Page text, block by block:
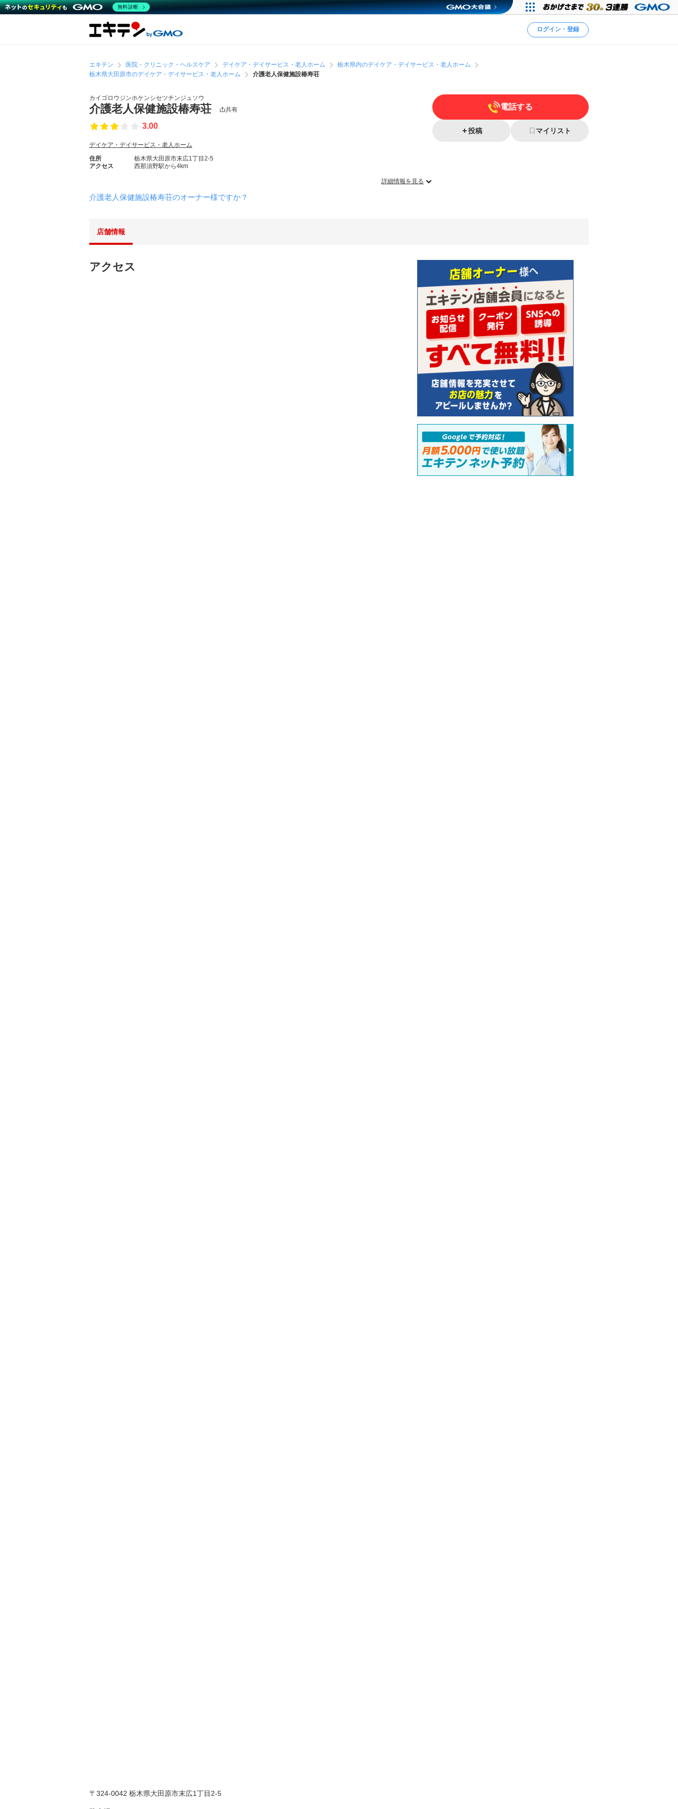
ログイン・登録
エキテン 医院・クリニック・ヘルスケア デイケア・デイサービス・老人ホーム
栃木県内のデイケア・デイサービス・老人ホーム
栃木県大田原市のデイケア・デイサービス・老人ホーム
介護老人保健施設椿寿荘
カイゴロウジンホケンシセツチンジュソウ
介護老人保健施設椿寿荘 共有
3.00
デイケア・デイサービス・老人ホーム
住所
栃木県大田原市末広1丁目2-5
アクセス
西那須野駅から4km
詳細情報を見る
介護老人保健施設椿寿荘のオーナー様ですか？
電話する
投稿 マイリスト
店舗情報
アクセス
〒324-0042 栃木県大田原市末広1丁目2-5
無料診断